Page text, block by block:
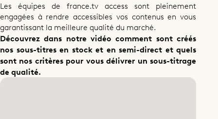
Les équipes de france.tv access sont pleinement
engagées à rendre accessibles vos contenus en vous
garantissant la meilleure qualité du marché.
Découvrez dans notre vidéo comment sont créés
nos sous-titres en stock et en semi-direct et quels
sont nos critères pour vous délivrer un sous-titrage
de qualité.